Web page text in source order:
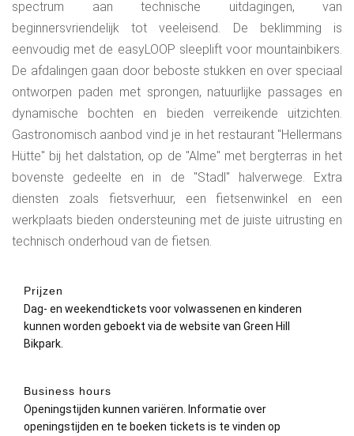
spectrum aan technische uitdagingen, van
beginnersvriendelijk tot veeleisend. De beklimming is
eenvoudig met de easyLOOP sleeplift voor mountainbikers.
De afdalingen gaan door beboste stukken en over speciaal
ontworpen paden met sprongen, natuurlijke passages en
dynamische bochten en bieden verreikende uitzichten.
Gastronomisch aanbod vind je in het restaurant "Hellermans
Hütte" bij het dalstation, op de "Alme" met bergterras in het
bovenste gedeelte en in de "Stadl" halverwege. Extra
diensten zoals fietsverhuur, een fietsenwinkel en een
werkplaats bieden ondersteuning met de juiste uitrusting en
technisch onderhoud van de fietsen.
Prijzen
Dag- en weekendtickets voor volwassenen en kinderen
kunnen worden geboekt via de website van Green Hill
Bikpark.
Business hours
Openingstijden kunnen variëren. Informatie over
openingstijden en te boeken tickets is te vinden op